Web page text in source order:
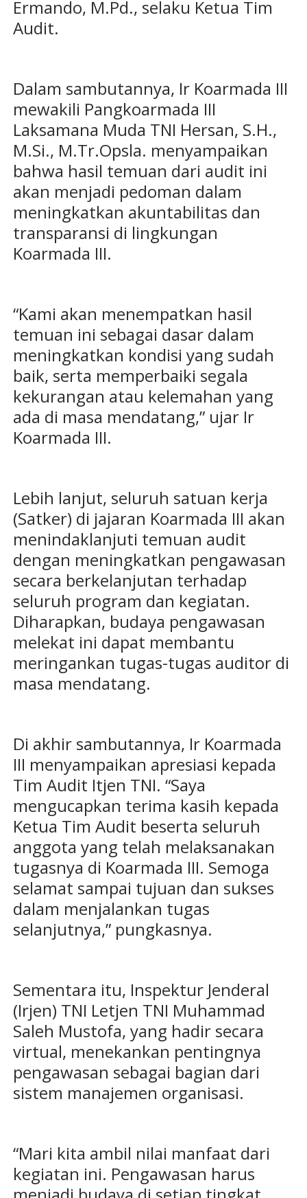
Ermando, M.Pd., selaku Ketua Tim
Audit.
Dalam sambutannya, Ir Koarmada III
mewakili Pangkoarmada III
Laksamana Muda TNI Hersan, S.H.,
M.Si., M.Tr.Opsla. menyampaikan
bahwa hasil temuan dari audit ini
akan menjadi pedoman dalam
meningkatkan akuntabilitas dan
transparansi di lingkungan
Koarmada III.
“Kami akan menempatkan hasil
temuan ini sebagai dasar dalam
meningkatkan kondisi yang sudah
baik, serta memperbaiki segala
kekurangan atau kelemahan yang
ada di masa mendatang,” ujar Ir
Koarmada III.
Lebih lanjut, seluruh satuan kerja
(Satker) di jajaran Koarmada III akan
menindaklanjuti temuan audit
dengan meningkatkan pengawasan
secara berkelanjutan terhadap
seluruh program dan kegiatan.
Diharapkan, budaya pengawasan
melekat ini dapat membantu
meringankan tugas-tugas auditor di
masa mendatang.
Di akhir sambutannya, Ir Koarmada
III menyampaikan apresiasi kepada
Tim Audit Itjen TNI. “Saya
mengucapkan terima kasih kepada
Ketua Tim Audit beserta seluruh
anggota yang telah melaksanakan
tugasnya di Koarmada III. Semoga
selamat sampai tujuan dan sukses
dalam menjalankan tugas
selanjutnya,” pungkasnya.
Sementara itu, Inspektur Jenderal
(Irjen) TNI Letjen TNI Muhammad
Saleh Mustofa, yang hadir secara
virtual, menekankan pentingnya
pengawasan sebagai bagian dari
sistem manajemen organisasi.
“Mari kita ambil nilai manfaat dari
kegiatan ini. Pengawasan harus